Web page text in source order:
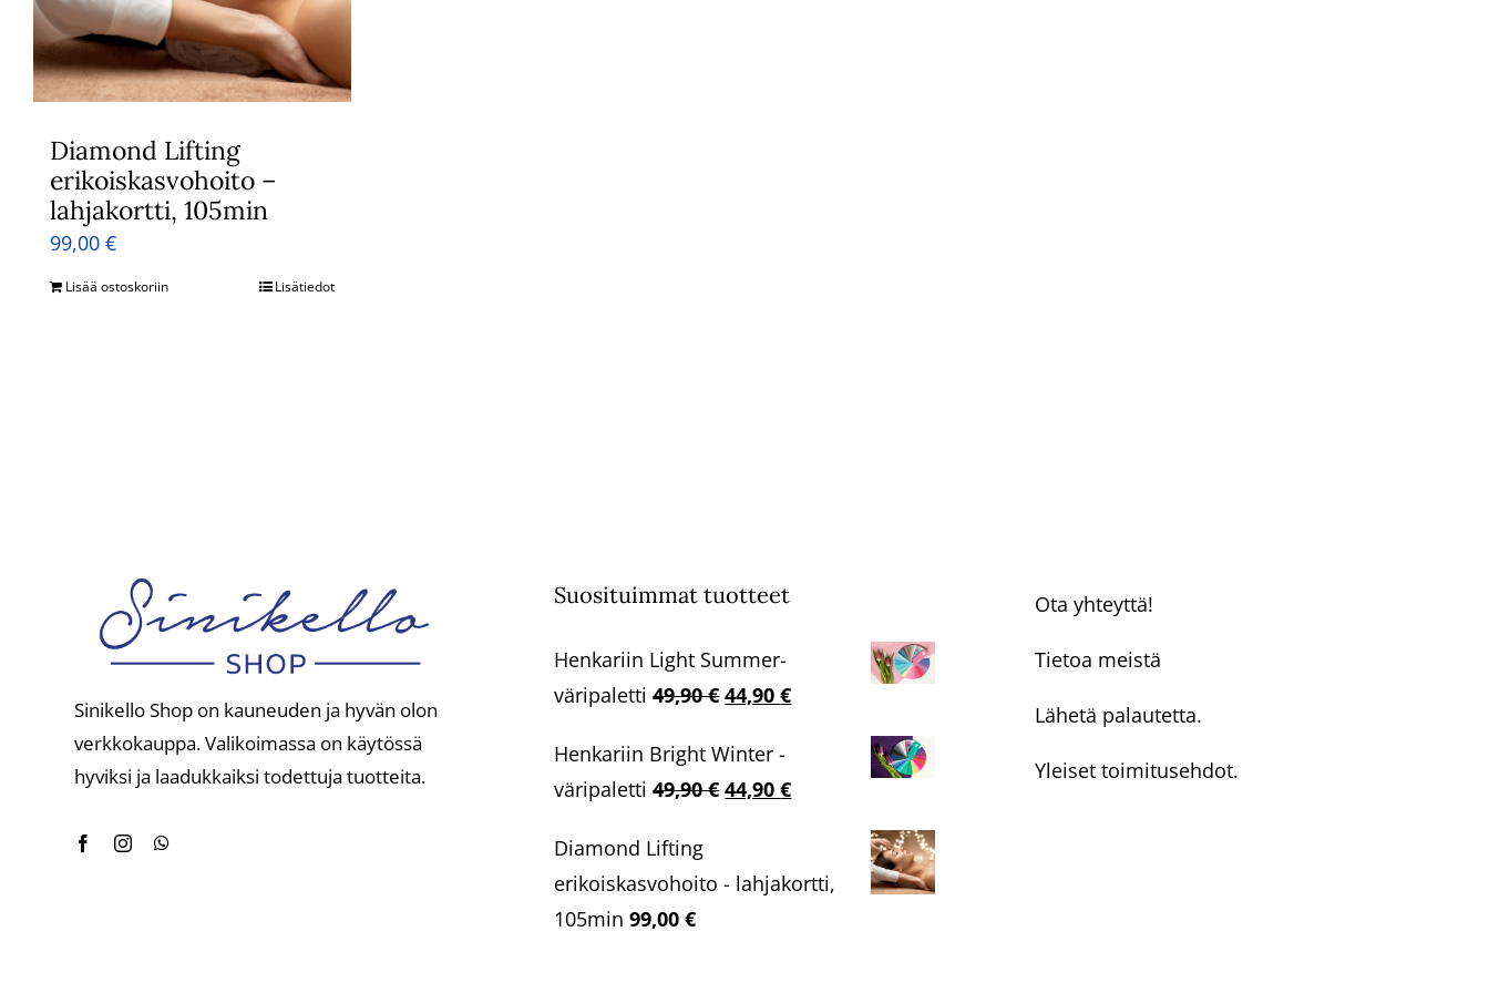
Diamond Lifting
erikoiskasvohoito –
lahjakortti, 105min
99,00 €
Lisää ostoskoriin Lisätiedot
Sinikello Shop on kauneuden ja hyvän olon
verkkokauppa. Valikoimassa on käytössä
hyviksi ja laadukkaiksi todettuja tuotteita.
Suosituimmat tuotteet
Henkariin Light Summer-
väripaletti 49,90€Alkuperäinen
oli:
49,90 €.
44,90€Nykyinen
44,90 €.
Henkariin Bright Winter -
väripaletti 49,90€Alkuperäinen
49,90 €.
44,90€Nykyinen
44,90 €.
Diamond Lifting
erikoiskasvohoito - lahjakortti,
105min 99,00€
Ota yhteyttä!
Tietoa meistä
Lähetä palautetta.
Yleiset toimitusehdot.